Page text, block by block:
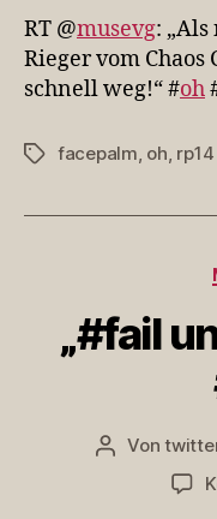
RT @musevg:
Rieger vom Chaos
schnell weg!“ #oh
Schlagwörter
facepalm oh rp14
„#fail
Von